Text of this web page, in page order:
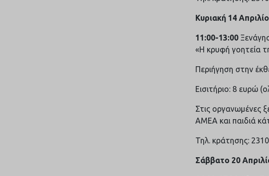
Κυριακή 14
11:00-13:00
«Η κρυφή γοητεία
Περιήγηση στην
Εισιτήριο: 8 ευρώ
Στις οργανωμένες
ΑΜΕΑ και παιδιά
Τηλ. κράτησης:
Σάββατο 20